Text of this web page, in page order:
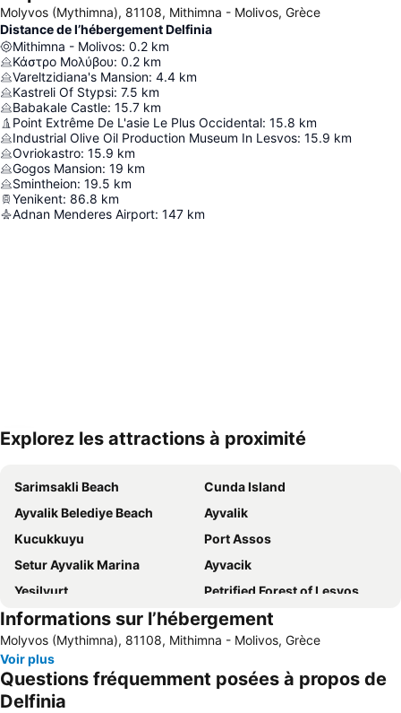
Molyvos (Mythimna), 81108, Mithimna - Molivos, Grèce
Distance de l’hébergement Delfinia
Mithimna - Molivos: 0.2 km
Κάστρο Μολύβου: 0.2 km
Vareltzidiana's Mansion: 4.4 km
Kastreli Of Stypsi: 7.5 km
Babakale Castle: 15.7 km
Point Extrême De L'asie Le Plus Occidental: 15.8 km
Industrial Olive Oil Production Museum In Lesvos: 15.9 km
Ovriokastro: 15.9 km
Gogos Mansion: 19 km
Smintheion: 19.5 km
Yenikent: 86.8 km
Adnan Menderes Airport: 147 km
Explorez les attractions à proximité
Sarimsakli Beach
Cunda Island
Ayvalik Belediye Beach
Ayvalik
Kucukkuyu
Port Assos
Setur Ayvalik Marina
Ayvacik
Yesilyurt
Petrified Forest of Lesvos
Valide Djami
Plage de Mytilène
Mytilene International Airport ''Odysseas Elytis''
Badavut Beach
Molyvos Castle
Skala Eresou
Castle of Mytilini
Informations sur l’hébergement
Molyvos (Mythimna), 81108, Mithimna - Molivos, Grèce
Voir plus
Questions fréquemment posées à propos de
Delfinia